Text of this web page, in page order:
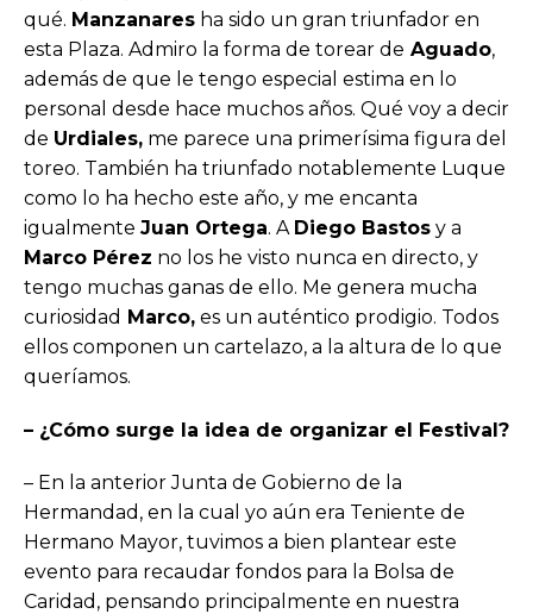
qué. Manzanares ha sido un gran triunfador en
esta Plaza. Admiro la forma de torear de Aguado,
además de que le tengo especial estima en lo
personal desde hace muchos años. Qué voy a decir
de Urdiales, me parece una primerísima figura del
toreo. También ha triunfado notablemente Luque
como lo ha hecho este año, y me encanta
igualmente Juan Ortega. A Diego Bastos y a
Marco Pérez no los he visto nunca en directo, y
tengo muchas ganas de ello. Me genera mucha
curiosidad Marco, es un auténtico prodigio. Todos
ellos componen un cartelazo, a la altura de lo que
queríamos.
– ¿Cómo surge la idea de organizar el Festival?
– En la anterior Junta de Gobierno de la
Hermandad, en la cual yo aún era Teniente de
Hermano Mayor, tuvimos a bien plantear este
evento para recaudar fondos para la Bolsa de
Caridad, pensando principalmente en nuestra